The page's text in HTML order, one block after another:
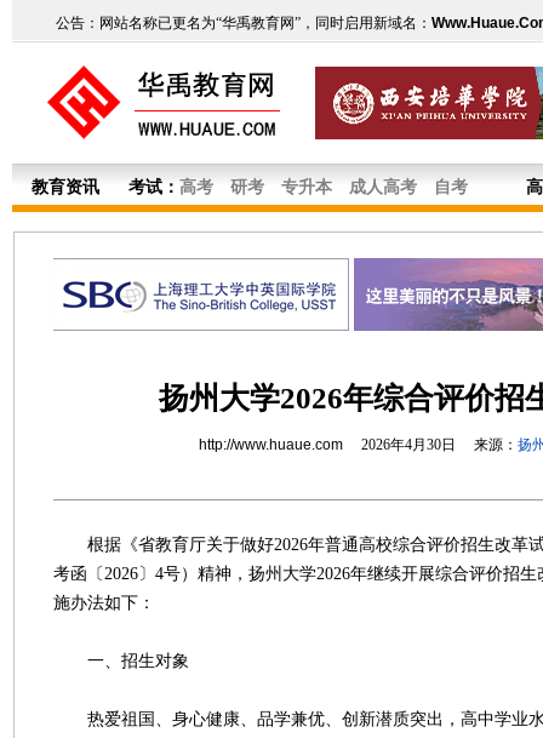
公告：网站名称已更名为“华禹教育网”，同时启用新域名：
教育资讯 考试： 高考 研考 专升本 成人高考 自考
扬州大学2026年综合评价招
http://www.huaue.com2026年4月30日 来源： 扬
根据《省教育厅关于做好2026年普通高校综合评价招生改革
考函〔2026〕4号）精神，扬州大学2026年继续开展综合评价招
施办法如下：
一、招生对象
热爱祖国、身心健康、品学兼优、创新潜质突出，高中学业